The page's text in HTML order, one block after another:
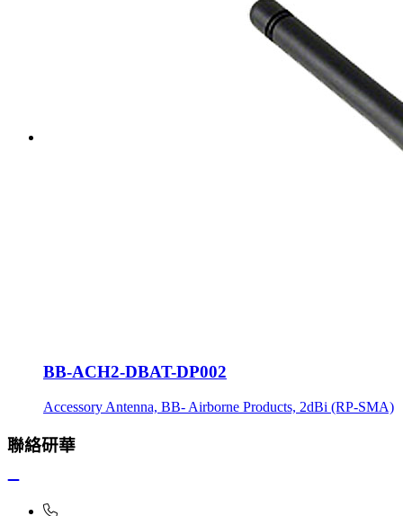
BB-ACH2-DBAT-DP002
Accessory Antenna, BB- Airborne Products, 2dBi (RP-SMA)
聯絡研華